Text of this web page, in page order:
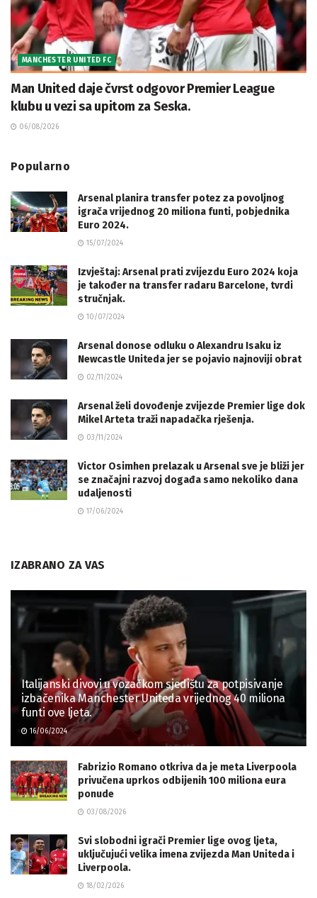
MANCHESTER UNITED FC
Man United daje čvrst odgovor Premier League
klubu u vezi sa upitom za Seska.
06/08/2026
Popularno
Arsenal planira transfer potez za povoljnog
igrača vrijednog 20 miliona funti, pobjednika
Euro 2024.
15/07/2024
Izvještaj: Arsenal prati zvijezdu Euro 2024 koja
je također na transfer radaru Barcelone, tvrdi
stručnjak.
10/07/2024
Arsenal donose odluku o Alexandru Isaku iz
Newcastle Uniteda jer se pojavio najnoviji obrat
02/11/2024
Arsenal želi dovođenje zvijezde Premier lige dok
Mikel Arteta traži napadačka rješenja.
03/11/2024
Victor Osimhen prelazak u Arsenal sve je bliži jer
se značajni razvoj događa samo nekoliko dana
udaljenosti
17/06/2024
IZABRANO ZA VAS
Italijanski divovi u vozačkom sjedištu za potpisivanje
izbačenika Manchester Uniteda vrijednog 40 miliona
funti ove ljeta.
16/06/2024
Fabrizio Romano otkriva da je meta Liverpoola
privučena uprkos odbijenih 100 miliona eura
ponude
03/08/2026
Svi slobodni igrači Premier lige ovog ljeta,
uključujući velika imena zvijezda Man Uniteda i
Liverpoola.
18/02/2026